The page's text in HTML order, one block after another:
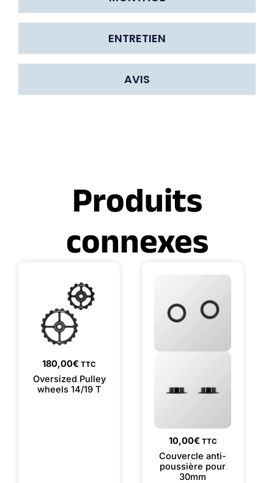
ENTRETIEN
AVIS
Produits
connexes
180,00€ TTC
Oversized Pulley
wheels 14/19 T
10,00€ TTC
Couvercle anti-
poussière pour
30mm